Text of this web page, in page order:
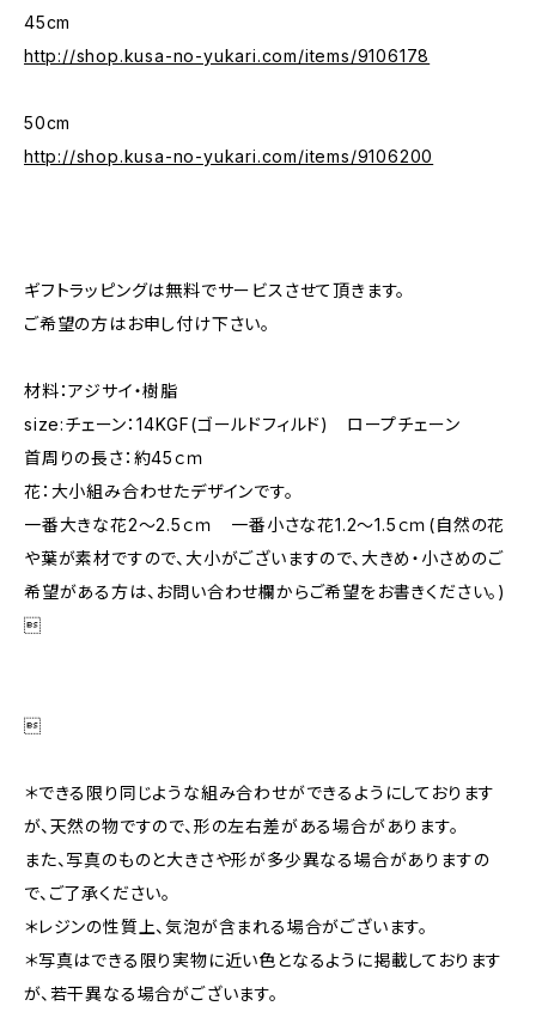
45cm
http://shop.kusa-no-yukari.com/items/9106178
50cm
http://shop.kusa-no-yukari.com/items/9106200
ギフトラッピングは無料でサービスさせて頂きます。
ご希望の方はお申し付け下さい。
材料：アジサイ・樹脂
size:チェーン：14KGF(ゴールドフィルド) ロープチェーン
首周りの長さ：約45ｃｍ
花：大小組み合わせたデザインです。
一番大きな花2～2.5ｃｍ 一番小さな花1.2～1.5ｃｍ(自然の花
や葉が素材ですので、大小がございますので、大きめ・小さめのご
希望がある方は、お問い合わせ欄からご希望をお書きください。)


＊できる限り同じような組み合わせができるようにしております
が、天然の物ですので、形の左右差がある場合があります。
また、写真のものと大きさや形が多少異なる場合がありますの
で、ご了承ください。
＊レジンの性質上、気泡が含まれる場合がございます。
＊写真はできる限り実物に近い色となるように掲載しております
が、若干異なる場合がございます。